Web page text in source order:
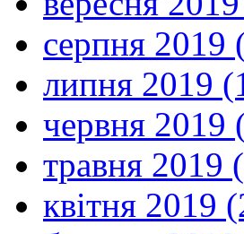
серпня 2019
липня 2019
червня 2019
травня 2019
квітня 2019